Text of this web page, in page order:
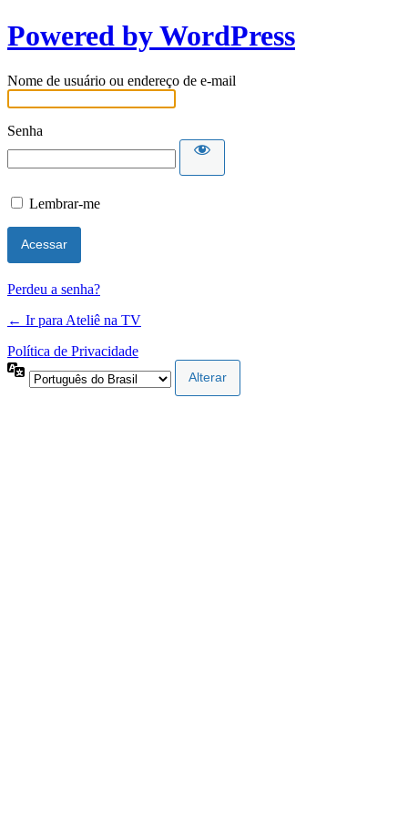
Powered by WordPress
Nome de usuário ou endereço de e-mail
Senha
Lembrar-me
Perdeu a senha?
← Ir para Ateliê na TV
Política de Privacidade